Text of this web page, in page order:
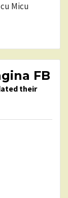
Micu
FB
their